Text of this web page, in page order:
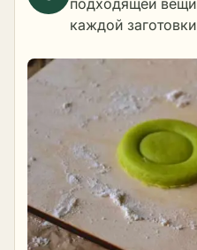
подходящей
каждой